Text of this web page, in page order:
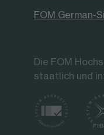
FOM German-
Die FOM
staatlich und